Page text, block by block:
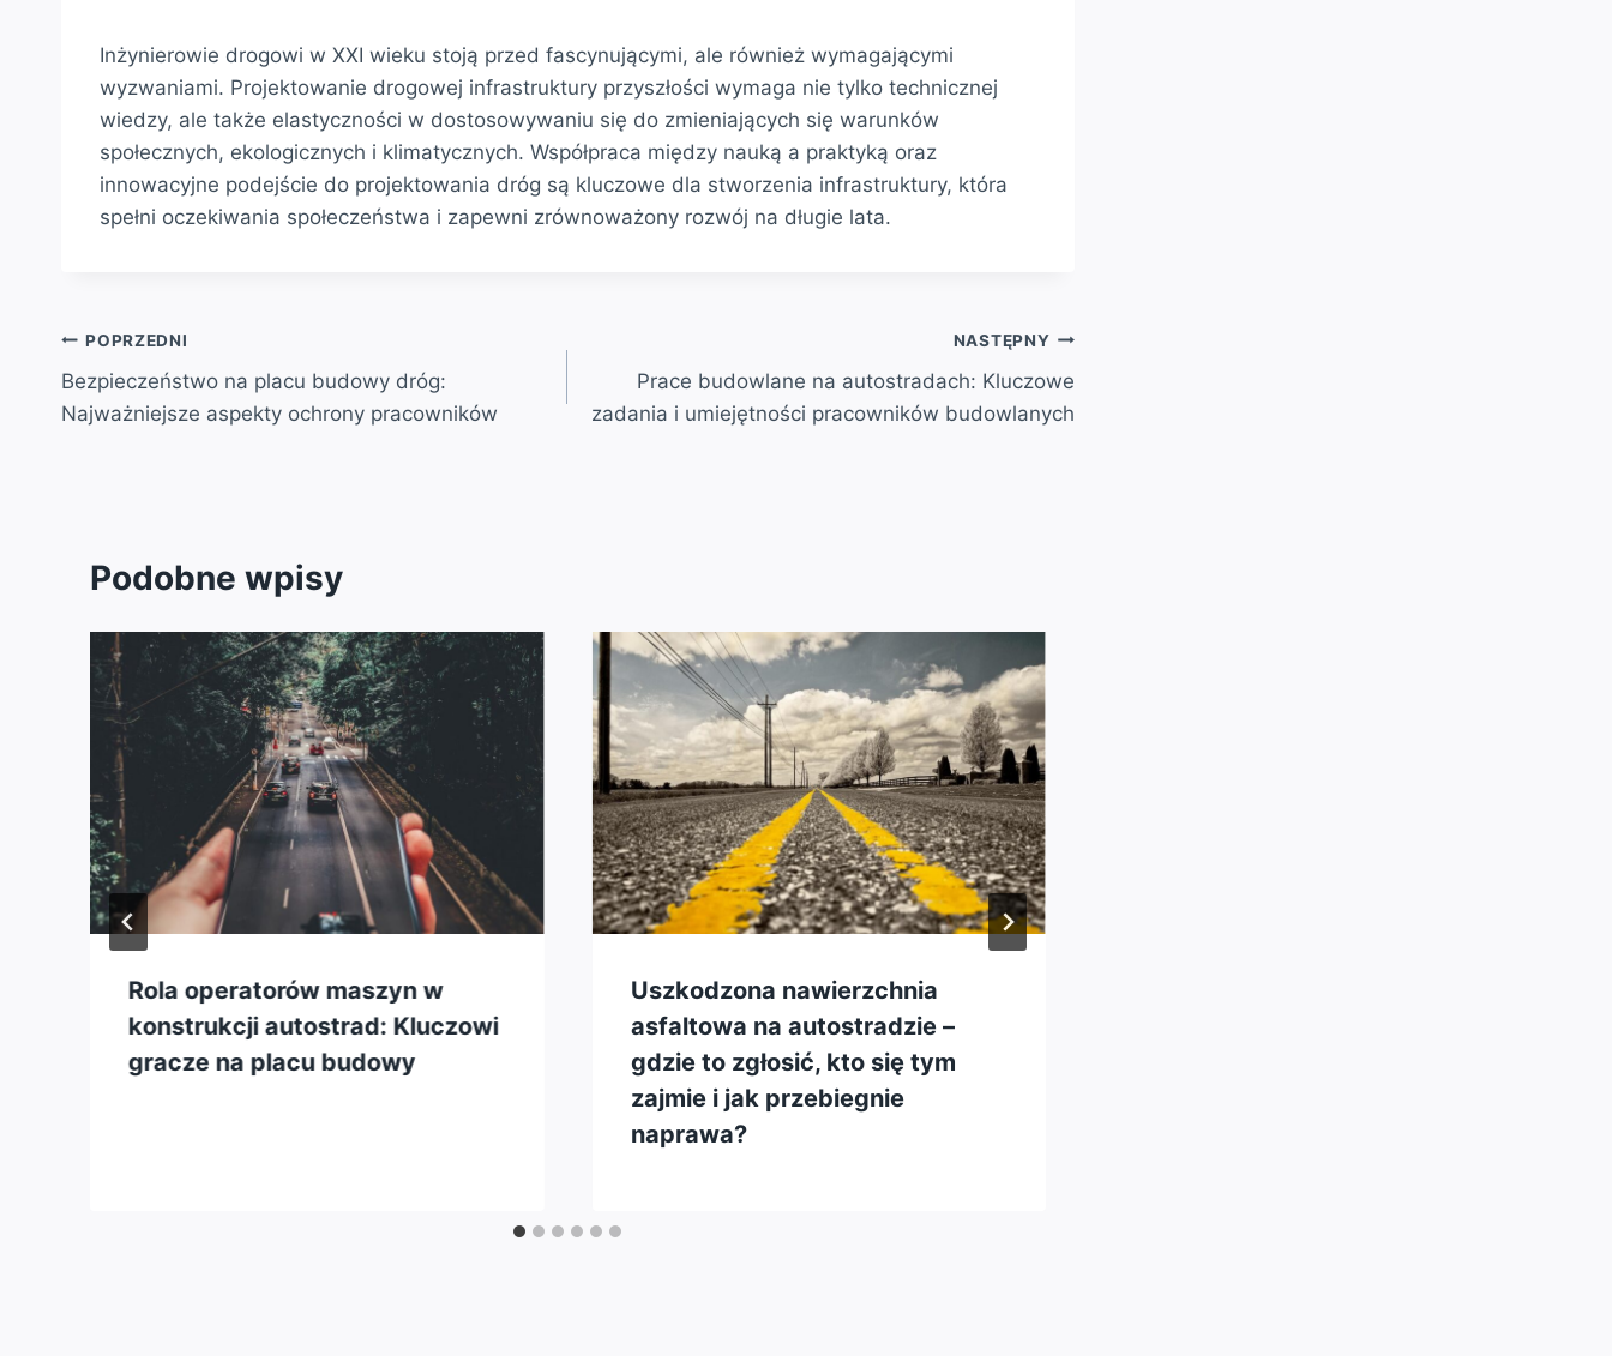
Inżynierowie drogowi w XXI wieku stoją przed fascynującymi, ale również wymagającymi
wyzwaniami. Projektowanie drogowej infrastruktury przyszłości wymaga nie tylko technicznej
wiedzy, ale także elastyczności w dostosowywaniu się do zmieniających się warunków
społecznych, ekologicznych i klimatycznych. Współpraca między nauką a praktyką oraz
innowacyjne podejście do projektowania dróg są kluczowe dla stworzenia infrastruktury, która
spełni oczekiwania społeczeństwa i zapewni zrównoważony rozwój na długie lata.
Nawigacja
wpisu
POPRZEDNI
Bezpieczeństwo na placu budowy dróg:
Najważniejsze aspekty ochrony pracowników
NASTĘPNY
Prace budowlane na autostradach: Kluczowe
zadania i umiejętności pracowników budowlanych
Podobne wpisy
Rola operatorów maszyn w
konstrukcji autostrad: Kluczowi
gracze na placu budowy
Uszkodzona nawierzchnia
asfaltowa na autostradzie –
gdzie to zgłosić, kto się tym
zajmie i jak przebiegnie
naprawa?